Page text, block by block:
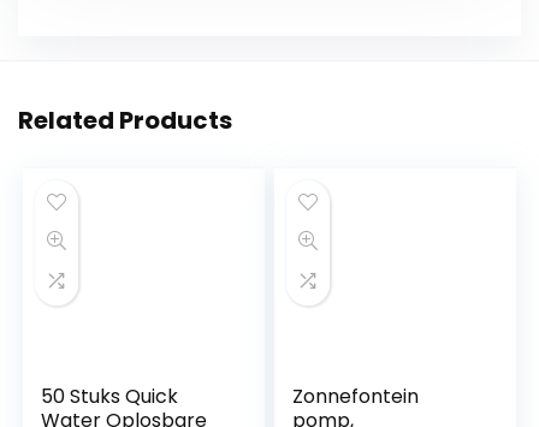
Related Products
50 Stuks Quick
Water Oplosbare
Zonnefontein
pomp,